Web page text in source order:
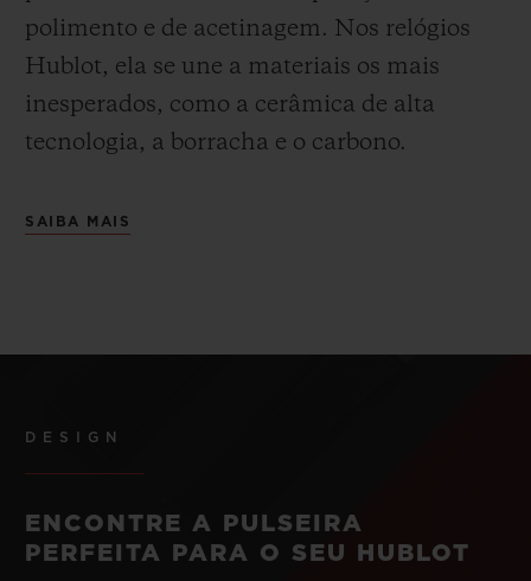
polimento e de acetinagem. Nos relógios
Hublot, ela se une a materiais os mais
inesperados, como a cerâmica de alta
tecnologia, a borracha e o carbono.
SAIBA MAIS
DESIGN
ENCONTRE A PULSEIRA
PERFEITA PARA O SEU HUBLOT